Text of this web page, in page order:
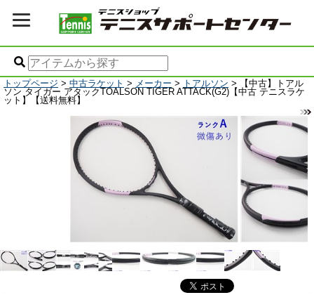
トップページ > 中古ラケット > メーカー > トアルソン > 【中古】トアル
ソン タイガー アタックTOALSON TIGER ATTACK(G2)【中古 テニスラケ
ット】【送料無料】